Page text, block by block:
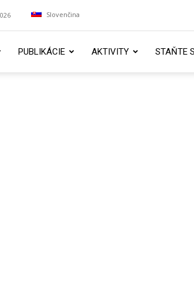
Slovenčina
PUBLIKÁCIE AKTIVITY STAŇTE